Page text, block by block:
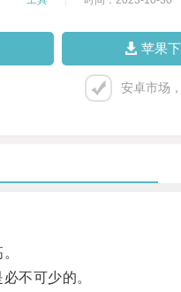
苹果
安卓市场
不可少的。